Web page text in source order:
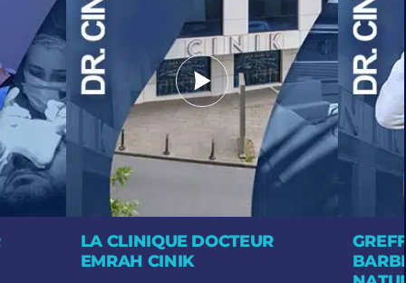
LA CLINIQUE DOCTEUR
EMRAH CINIK